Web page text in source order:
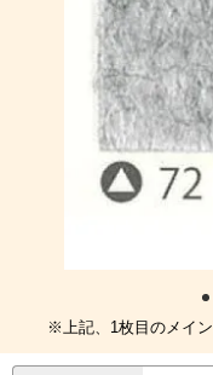
※上記、1枚目のメイ